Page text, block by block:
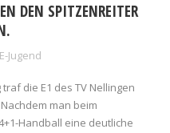
DEN SPITZENREITER
E-Jugend
die E1 des TV Nellingen
man beim
Handball eine deutliche